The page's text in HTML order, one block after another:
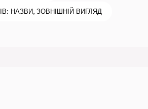
НАЗВИ, ЗОВНІШНІЙ ВИГЛЯД